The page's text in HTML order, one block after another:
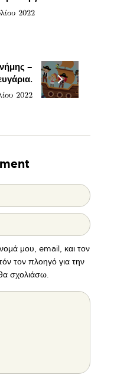
2022
–
2022
μου, email, και τον
τον πλοηγό για την
σχολιάσω.